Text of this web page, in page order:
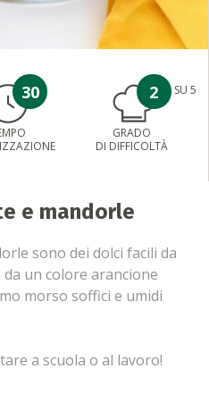
30 2 SU 5
GRADO
DI DIFFICOLTÀ
e mandorle
sono dei dolci facili da
un colore arancione
morso soffici e umidi
a scuola o al lavoro!